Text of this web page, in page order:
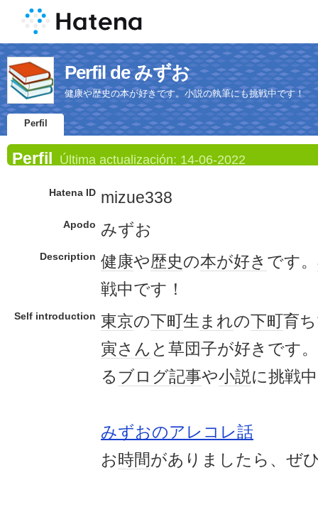
Perfil de みずお
健康や歴史の本が好きです。小説の執筆にも挑戦中です！
Perfil
Perfil Última actualización: 14-06-2022
Hatena ID mizue338
Apodo みずお
Description 健康や歴史の本が好き です。
戦中です！
Self introduction 東京の下町生 まれの下町育
寅さん と草団子が好きです。
る ブログ記事や小説に挑戦
みずおのアレコレ話
お時間がありましたら、ぜ